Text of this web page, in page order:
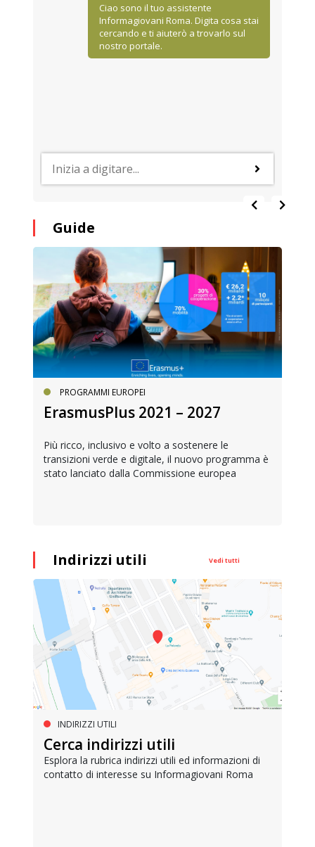
Ciao sono il tuo assistente
Informagiovani Roma. Digita cosa stai
cercando e ti aiuterò a trovarlo sul
nostro portale.
Guide
PROGETTI EUROPEI
IMPEU – Improving inclusion in
Il progetto per promuovere la partecipazione
politica dei cittadini europei mobili e migliorare la
Indirizzi utili Vedi tutti
INDIRIZZI UTILI
Cerca indirizzi utili
Esplora la rubrica indirizzi utili ed informazioni di
contatto di interesse su Informagiovani Roma